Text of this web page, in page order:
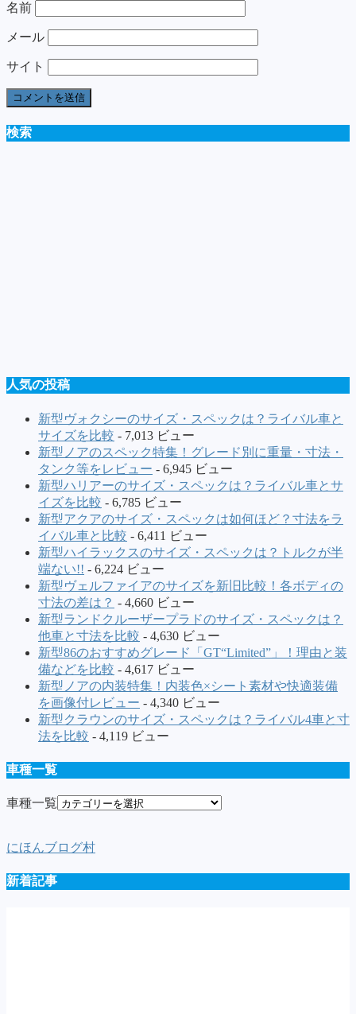
名前
メール
サイト
検索
人気の投稿
新型ヴォクシーのサイズ・スペックは？ライバル車と
サイズを比較 - 7,013 ビュー
新型ノアのスペック特集！グレード別に重量・寸法・
タンク等をレビュー - 6,945 ビュー
新型ハリアーのサイズ・スペックは？ライバル車とサ
イズを比較 - 6,785 ビュー
新型アクアのサイズ・スペックは如何ほど？寸法をラ
イバル車と比較 - 6,411 ビュー
新型ハイラックスのサイズ・スペックは？トルクが半
端ない!! - 6,224 ビュー
新型ヴェルファイアのサイズを新旧比較！各ボディの
寸法の差は？ - 4,660 ビュー
新型ランドクルーザープラドのサイズ・スペックは？
他車と寸法を比較 - 4,630 ビュー
新型86のおすすめグレード「GT“Limited”」！理由と装
備などを比較 - 4,617 ビュー
新型ノアの内装特集！内装色×シート素材や快適装備
を画像付レビュー - 4,340 ビュー
新型クラウンのサイズ・スペックは？ライバル4車と寸
法を比較 - 4,119 ビュー
車種一覧
車種一覧
にほんブログ村
新着記事